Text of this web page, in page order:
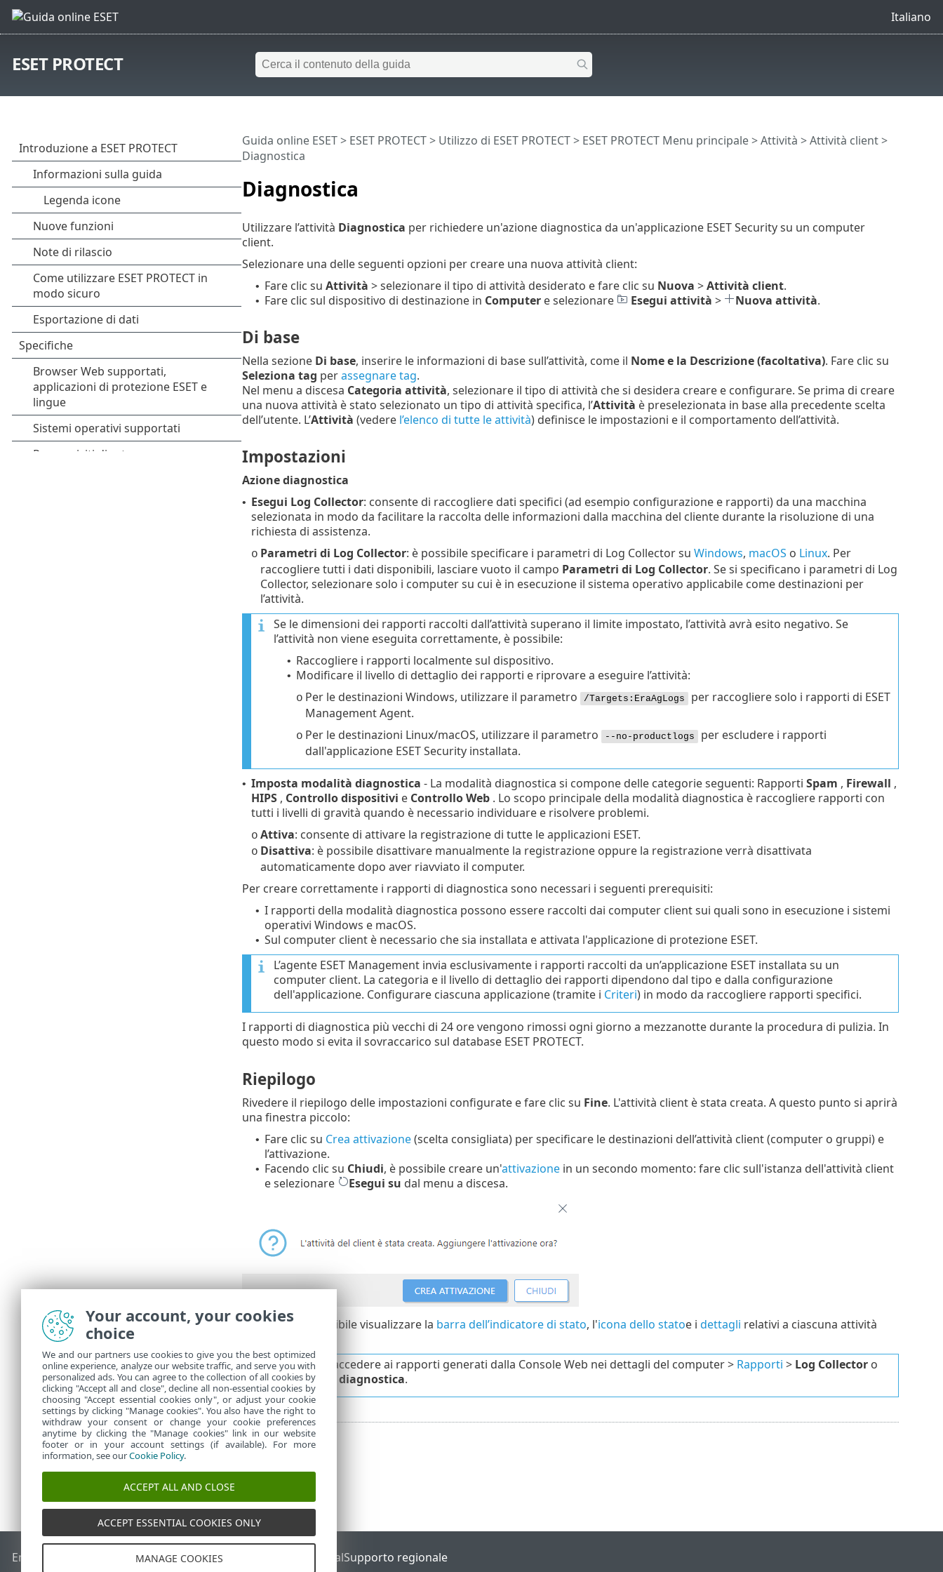
Italiano
ESET PROTECT
Diagnostica
Guida online ESET> ESET PROTECT> Utilizzo di ESET PROTECT> ESET PROTECT Menu principale>Attività >Attività client>
Diagnostica
Utilizzare l’attività Diagnostica per richiedere un'azione diagnostica da un'applicazione ESET Security su un computer
client.
Selezionare una delle seguenti opzioni per creare una nuova attività client:
• Fare clic su Attività > selezionare il tipo di attività desiderato e fare clic su Nuova >Attività client.
• Fare clic sul dispositivo di destinazione in Computere selezionare Esegui attività > Nuova attività.
Di base
Nella sezione Di base, inserire le informazioni di base sull’attività, come il Nome e la Descrizione (facoltativa). Fare clic su
Seleziona tag perassegnare tag.
Nel menu a discesa Categoria attività, selezionare il tipo di attività che si desidera creare e configurare. Se prima di creare
una nuova attività è stato selezionato un tipo di attività specifica, l’Attività è preselezionata in base alla precedente scelta
dell’utente. L’Attività (vedere l’elenco di tutte le attività) definisce le impostazioni e il comportamento dell’attività.
Impostazioni
Azione diagnostica
• Esegui Log Collector: consente di raccogliere dati specifici (ad esempio configurazione e rapporti) da una macchina
selezionata in modo da facilitare la raccolta delle informazioni dalla macchina del cliente durante la risoluzione di una
richiesta di assistenza.
o Parametri di Log Collector: è possibile specificare i parametri di Log Collector su Windows, macOS o Linux. Per
raccogliere tutti i dati disponibili, lasciare vuoto il campo Parametri di Log Collector. Se si specificano i parametri di Log
Collector, selezionare solo i computer su cui è in esecuzione il sistema operativo applicabile come destinazioni per
l’attività.
Se le dimensioni dei rapporti raccolti dall’attività superano il limite impostato, l’attività avrà esito negativo. Se
l’attività non viene eseguita correttamente, è possibile:
• Raccogliere i rapporti localmente sul dispositivo.
• Modificare il livello di dettaglio dei rapporti e riprovare a eseguire l’attività:
o Per le destinazioni Windows, utilizzare il parametro /Targets:EraAgLogs per raccogliere solo i rapporti di ESET
Management Agent.
o Per le destinazioni Linux/macOS, utilizzare il parametro --no-productlogs per escludere i rapporti
dall'applicazione ESET Security installata.
• Imposta modalità diagnostica - La modalità diagnostica si compone delle categorie seguenti: Rapporti Spam , Firewall ,
HIPS , Controllo dispositivi e Controllo Web . Lo scopo principale della modalità diagnostica è raccogliere rapporti con
tutti i livelli di gravità quando è necessario individuare e risolvere problemi.
o Attiva: consente di attivare la registrazione di tutte le applicazioni ESET.
o Disattiva: è possibile disattivare manualmente la registrazione oppure la registrazione verrà disattivata
automaticamente dopo aver riavviato il computer.
Per creare correttamente i rapporti di diagnostica sono necessari i seguenti prerequisiti:
• I rapporti della modalità diagnostica possono essere raccolti dai computer client sui quali sono in esecuzione i sistemi
operativi Windows e macOS.
• Sul computer client è necessario che sia installata e attivata l'applicazione di protezione ESET.
L’agente ESET Management invia esclusivamente i rapporti raccolti da un’applicazione ESET installata su un
computer client. La categoria e il livello di dettaglio dei rapporti dipendono dal tipo e dalla configurazione
dell'applicazione. Configurare ciascuna applicazione (tramite i Criteri) in modo da raccogliere rapporti specifici.
I rapporti di diagnostica più vecchi di 24 ore vengono rimossi ogni giorno a mezzanotte durante la procedura di pulizia. In
questo modo si evita il sovraccarico sul database ESET PROTECT.
Riepilogo
Rivedere il riepilogo delle impostazioni configurate e fare clic su Fine. L'attività client è stata creata. A questo punto si aprirà
una finestra piccolo:
• Fare clic su Crea attivazione(scelta consigliata) per specificare le destinazioni dell’attività client (computer o gruppi) e
l’attivazione.
• Facendo clic su Chiudi, è possibile creare un'attivazionein un secondo momento: fare clic sull'istanza dell'attività client
e selezionare
Esegui su dal menu a discesa.
InAttività è possibile visualizzare la barra dell’indicatore di stato, l'icona dello statoe i dettagli relativi a ciascuna attività
È possibile accedere ai rapporti generati dalla Console Web nei dettagli del computer > Rapporti > Log Collectoro
Rapporti di diagnostica.
End of Life ESET Knowledge BaseForum ESET ESET Status PortalSupporto regionale
Your account, your cookies
choice
We and our partners use cookies to give you the best optimized
online experience, analyze our website traffic, and serve you with
personalized ads. You can agree to the collection of all cookies by
clicking "Accept all and close", decline all non-essential cookies by
choosing "Accept essential cookies only", or adjust your cookie
settings by clicking "Manage cookies". You also have the right to
withdraw your consent or change your cookie preferences
anytime by clicking the "Manage cookies" link in our website
footer or in your account settings (if available). For more
information, see ourCookie Policy.
ACCEPT ALL AND CLOSE
ACCEPT ESSENTIAL COOKIES ONLY
MANAGE COOKIES